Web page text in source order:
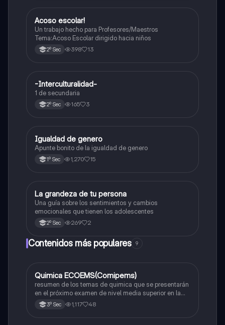
Formación Cívica y Ética
Acoso escolar!
Un trabajo hecho para Profesores/Maestros
Tema:Acoso Escolar dirigido hacia niños
2º Sec 398 13
Formación Cívica y Ética
-Interculturalidad-
1 de secundaria
2º Sec 165 3
Formación Cívica y Ética
Igualdad de genero
Apunte bonito de la igualdad de genero
1º Sec 1,270 15
Formación Cívica y Ética
La grandeza de tu persona
Una guía sobre los sentimientos y cambios
emocionales que tienen los adolescentes
2º Sec 269 2
Contenidos más populares 9
Química
Quimica ECOEMS(Comipems)
resumen de los temas de quimica que se presentarán
en el próximo examen de nivel media superior en la
zona metropolitana de el valle de México
3º Sec 1,117 48